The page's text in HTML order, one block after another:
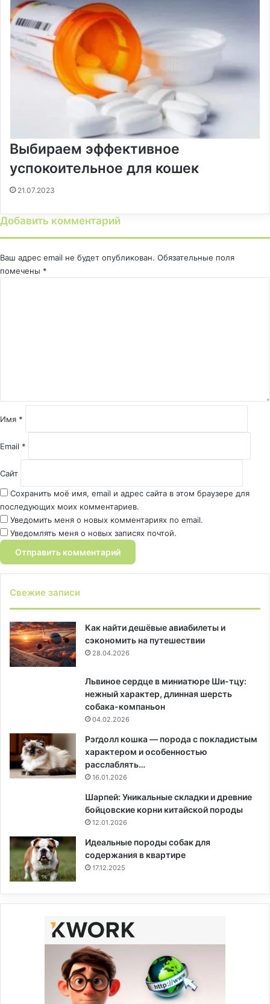
Выбираем эффективное
успокоительное для кошек
21.07.2023
Добавить комментарий
Ваш адрес email не будет опубликован. Обязательные поля
помечены *
и
й
Имя *
Email *
Сайт
Сохранить моё имя, email и адрес сайта в этом браузере для
последующих моих комментариев.
Уведомить меня о новых комментариях по email.
Уведомлять меня о новых записях почтой.
Свежие записи
Как найти дешёвые авиабилеты и
сэкономить на путешествии
28.04.2026
Львиное сердце в миниатюре Ши-тцу:
нежный характер, длинная шерсть
собака-компаньон
04.02.2026
Рэгдолл кошка — порода с покладистым
характером и особенностью
расслаблять…
16.01.2026
Шарпей: Уникальные складки и древние
бойцовские корни китайской породы
12.01.2026
Идеальные породы собак для
содержания в квартире
17.12.2025